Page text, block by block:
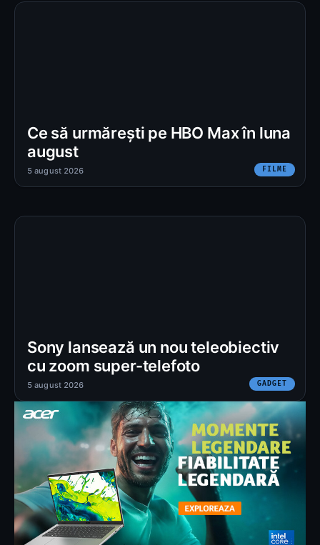
Ce să urmărești pe HBO Max în luna
august
FILME
5 august 2026
Sony lansează un nou teleobiectiv
cu zoom super-telefoto
GADGET
5 august 2026